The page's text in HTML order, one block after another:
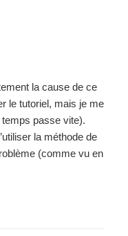
la cause de ce
le tutoriel, mais je me
passe vite).
la méthode de
(comme vu en